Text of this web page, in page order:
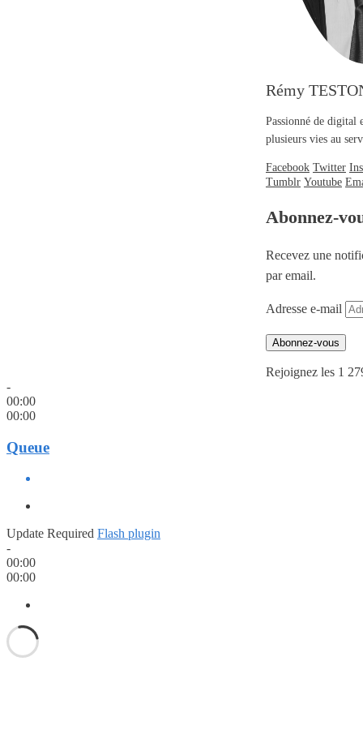
Rémy
Passionné de digital
plusieurs vies au
Facebook Twitter
Tumblr Youtube
Abonnez-
Recevez une
par email.
Adresse e-mail
Abonnez-vous
Rejoignez les 1
-
00:00
00:00
Queue
Update Required Flash plugin
-
00:00
00:00